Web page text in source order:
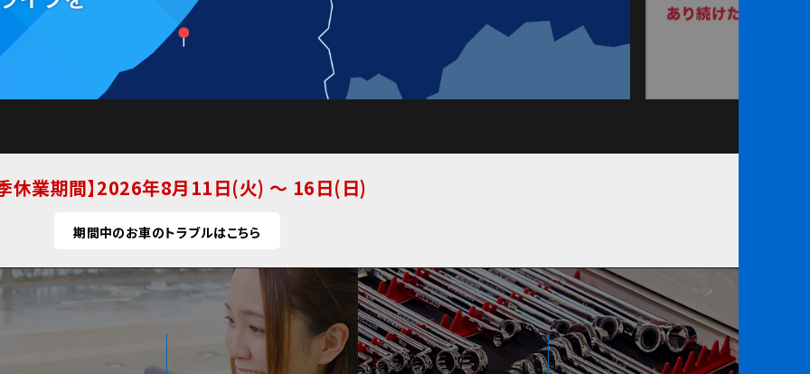
休業期間 2026年8月11日(火) ～ 16日(日)
期間中のお車のトラブルはこちら